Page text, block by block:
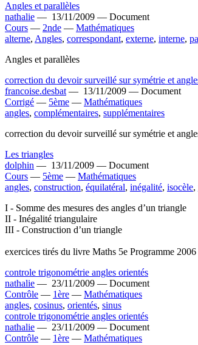
Angles et parallèles
nathalie — 13/11/2009 — Document
Cours — 2nde — Mathématiques
alterne, Angles, correspondant, externe, interne,
Angles et parallèles
correction du devoir surveillé sur symétrie et
francoise.desbat — 13/11/2009 — Document
Corrigé — 5ème — Mathématiques
angles, complémentaires, supplémentaires
correction du devoir surveillé sur symétrie et
Les triangles
dolphin — 13/11/2009 — Document
Cours — 5ème — Mathématiques
angles, construction, équilatéral, inégalité, isocèle,
I - Somme des mesures des angles d’un triangle
II - Inégalité triangulaire
III - Construction d’un triangle
exercices tirés du livre Maths 5e Programme
controle trigonométrie angles orientés
nathalie — 23/11/2009 — Document
Contrôle — 1ère — Mathématiques
angles, cosinus, orientés, sinus
controle trigonométrie angles orientés
nathalie — 23/11/2009 — Document
Contrôle — 1ère — Mathématiques